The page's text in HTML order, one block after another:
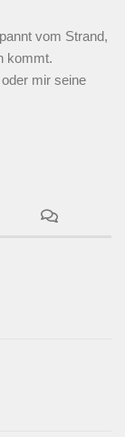
vom Strand,
kommt.
mir seine